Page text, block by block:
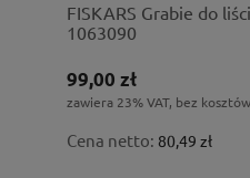
FISKARS Grabie do
1063090
99,00 zł
zawiera 23% VAT, bez
Cena netto: 80,49 zł